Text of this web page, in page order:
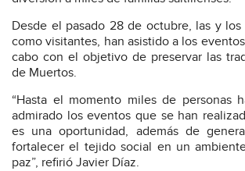
Desde el pasado 28 de octubre, las y los
como visitantes, han asistido a los
cabo con el objetivo de preservar las
de Muertos.
“Hasta el momento miles de personas
admirado los eventos que se han
es una oportunidad, además de
fortalecer el tejido social en un
paz”, refirió Javier Díaz.